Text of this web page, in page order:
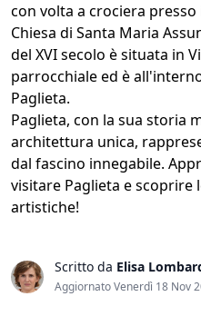
con volta a crociera
Chiesa di Santa Maria
del XVI secolo è situata in
parrocchiale ed è
Paglieta.
Paglieta, con la sua storia
architettura unica,
dal fascino innegabile.
visitare Paglieta e scoprire
artistiche!
Scritto da Elisa
Aggiornato Venerdì 18 Nov